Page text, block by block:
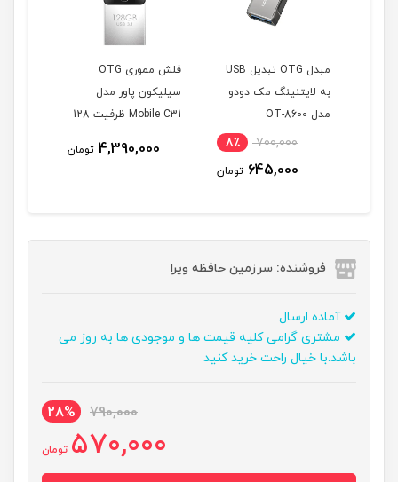
مبدل OTG تبدیل USB
به لایتنینگ مک دودو
مدل OT-8600
700,000 8٪
645,000 تومان
فلش مموری OTG
سیلیکون پاور مدل
Mobile C31 ظرفیت 128
4,390,000 تومان
فروشنده: سرزمین حافظه ویرا
آماده ارسال
مشتری گرامی کلیه قیمت ها و موجودی ها به روز می
باشد.با خیال راحت خرید کنید
790,000
28%
570,000 تومان